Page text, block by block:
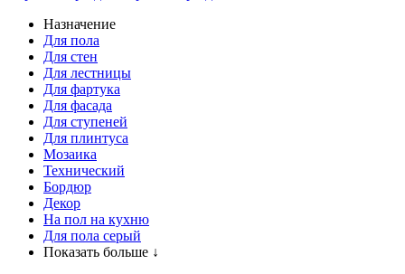
Назначение
Для пола
Для стен
Для лестницы
Для фартука
Для фасада
Для ступеней
Для плинтуса
Мозаика
Технический
Бордюр
Декор
На пол на кухню
Для пола серый
Показать больше ↓